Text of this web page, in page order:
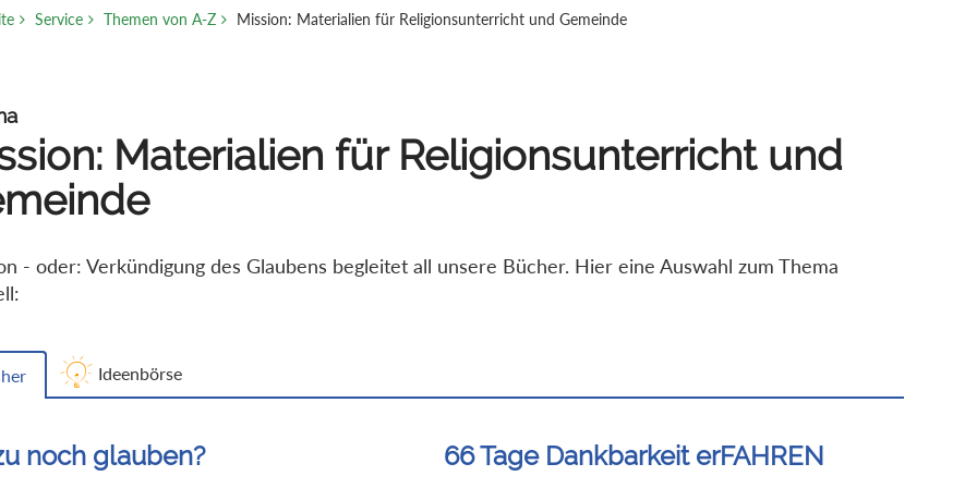
Service Themen von A-Z Mission: Materialien für Religionsunterricht und Gemeinde
Materialien für Religionsunterricht und
- oder: Verkündigung des Glaubens begleitet all unsere Bücher. Hier eine Auswahl zum Thema
Ideenbörse
noch glauben? 66 Tage Dankbarkeit erFAHREN